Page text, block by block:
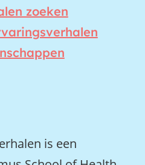
zoeken
is een